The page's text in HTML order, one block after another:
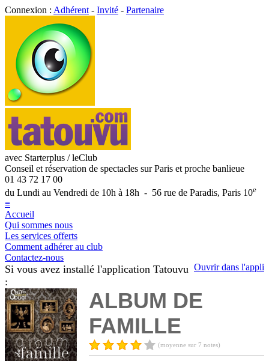
Connexion : Adhérent - Invité - Partenaire
avec Starterplus / leClub
Conseil et réservation de spectacles sur Paris et proche banlieue
01 43 72 17 00
du Lundi au Vendredi de 10h à 18h - 56 rue de Paradis, Paris 10e
≡
Accueil
Qui sommes nous
Les services offerts
Comment adhérer au club
Contactez-nous
Ouvrir dans l'appli
Si vous avez installé l'application Tatouvu
:
ALBUM DE
FAMILLE
(moyenne sur 7 notes)